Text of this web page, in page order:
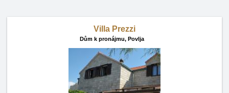
Villa Prezzi
Dům k pronájmu, Povlja